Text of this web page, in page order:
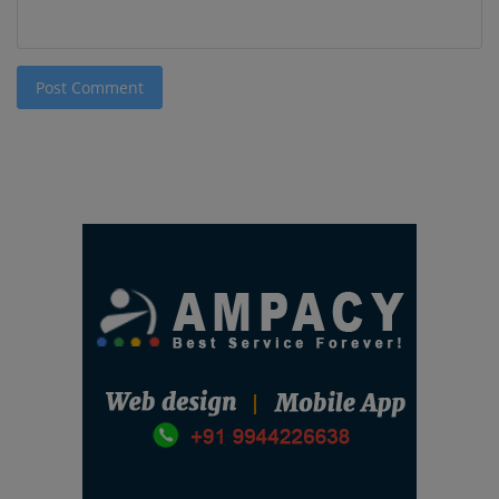
Post Comment